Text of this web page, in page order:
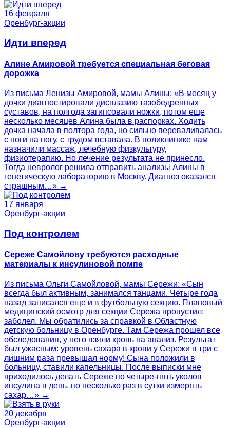
16 февраля
Оренбург-акции
Идти вперед
Алине Амировой требуется специальная беговая
дорожка
Из письма Ленизы Амировой, мамы Алины: «В месяц у
дочки диагностировали дисплазию тазобедренных
суставов, на полгода загипсовали ножки, потом еще
несколько месяцев Алина была в распорках. Ходить
дочка начала в полтора года, но сильно переваливалась
с ноги на ногу, с трудом вставала. В поликлинике нам
назначили массаж, лечебную физкультуру,
физиотерапию. Но лечение результата не принесло.
Тогда невролог решила отправить анализы Алины в
генетическую лабораторию в Москву. Диагноз оказался
страшным…» →
17 января
Оренбург-акции
Под контролем
Сереже Самойлову требуются расходные
материалы к инсулиновой помпе
Из письма Ольги Самойловой, мамы Сережи: «Сын
всегда был активным, занимался танцами. Четыре года
назад записался еще и в футбольную секцию. Плановый
медицинский осмотр для секции Сережа пропустил:
заболел. Мы обратились за справкой в Областную
детскую больницу в Оренбурге. Там Сережа прошел все
обследования, у него взяли кровь на анализ. Результат
был ужасным: уровень сахара в крови у Сережи в три с
лишним раза превышал норму! Сына положили в
больницу, ставили капельницы. После выписки мне
приходилось делать Сереже по четыре-пять уколов
инсулина в день, по несколько раз в сутки измерять
сахар…» →
20 декабря
Оренбург-акции